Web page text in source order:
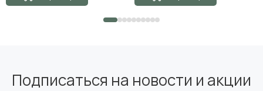
Подписаться на новости и акции